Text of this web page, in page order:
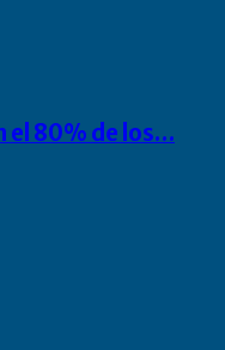
el 80% de los…